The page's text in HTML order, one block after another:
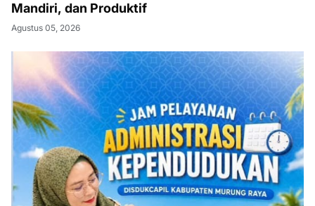
Mandiri, dan Produktif
Agustus 05, 2026